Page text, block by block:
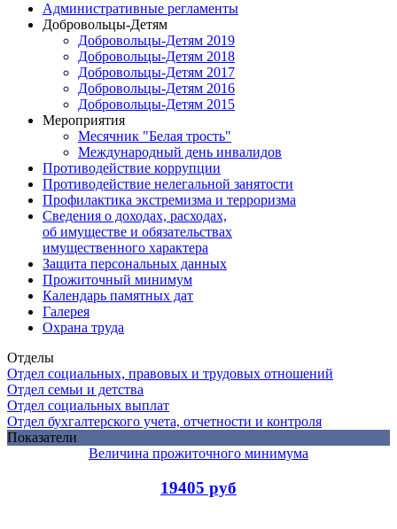
Административные регламенты
Добровольцы-Детям
Добровольцы-Детям 2019
Добровольцы-Детям 2018
Добровольцы-Детям 2017
Добровольцы-Детям 2016
Добровольцы-Детям 2015
Мероприятия
Месячник "Белая трость"
Международный день инвалидов
Противодействие коррупции
Противодействие нелегальной занятости
Профилактика экстремизма и терроризма
Сведения о доходах, расходах,
об имуществе и обязательствах
имущественного характера
Защита персональных данных
Прожиточный минимум
Календарь памятных дат
Галерея
Охрана труда
Отделы
Отдел социальных, правовых и трудовых отношений
Отдел семьи и детства
Отдел социальных выплат
Отдел бухгалтерского учета, отчетности и контроля
Показатели
Величина прожиточного минимума
19405 руб